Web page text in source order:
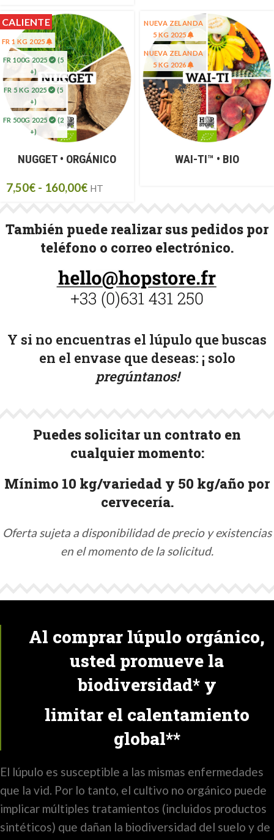
CALIENTE
FR 1 KG 2025
FR 100G 2025
(5
+)
FR 5 KG 2025
(5
+)
FR 500G 2025
(2
+)
NUGGET • ORGÁNICO
7,50€ - 160,00€ HT
NUEVA ZELANDA
5 KG 2025
NUEVA ZELANDA
5 KG 2026
WAI-TI™ • BIO
También puede realizar sus pedidos por
teléfono o correo electrónico.
Y si no encuentras el lúpulo que buscas
en el envase que deseas: ¡ solo
pregúntanos!
Puedes solicitar un contrato en
cualquier momento:
Mínimo 10 kg/variedad y 50 kg/año por
cervecería.
Oferta sujeta a disponibilidad de precio y existencias
en el momento de la solicitud.
Al comprar lúpulo orgánico,
usted promueve la
biodiversidad* y
limitar el calentamiento
global**
El lúpulo es susceptible a las mismas enfermedades
que la vid. Por lo tanto, el cultivo no orgánico puede
implicar múltiples tratamientos (incluidos productos
sintéticos) que dañan la biodiversidad del suelo y de